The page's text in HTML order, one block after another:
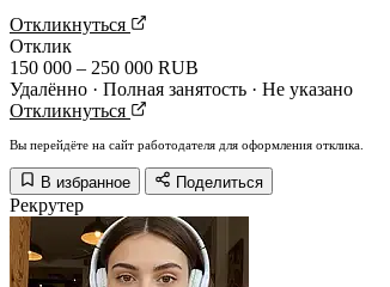
Откликнуться
Отклик
150 000 – 250 000 RUB
Удалённо · Полная занятость · Не указано
Откликнуться
Вы перейдёте на сайт работодателя для оформления отклика.
В избранное Поделиться
Рекрутер